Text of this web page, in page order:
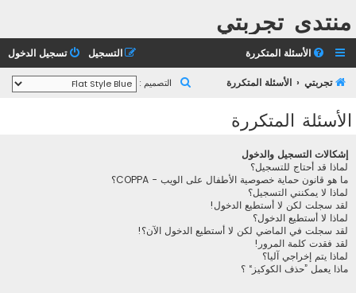
منتدى تجربتي
الأسئلة المتكررة تسجيل الدخول التسجيل
تجربتي الأسئلة المتكررة التصميم :
الأسئلة المتكررة
إشكالات التسجيل والدخول
لماذا قد أحتاج للتسجيل؟
ما هو قانون حماية خصوصية الأطفال على الويب - COPPA؟
لماذا لا يمكنني التسجيل؟
لقد سجلت لكن لا أستطيع الدخول!
لماذا لا أستطيع الدخول؟
لقد سجلت في الماضي لكن لا أستطيع الدخول الآن؟!
لقد فقدت كلمة المرور!
لماذا يتم إخراجي آليا؟
ماذا يعمل ”حذف الكوكيز“ ؟